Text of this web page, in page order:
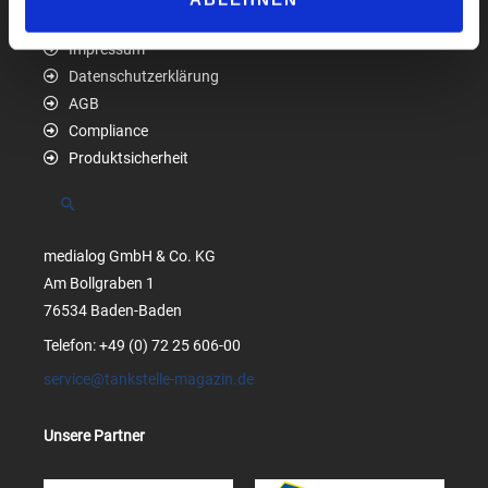
Impressum
Datenschutzerklärung
AGB
Compliance
Produktsicherheit
Suchen
medialog GmbH & Co. KG
Am Bollgraben 1
76534 Baden-Baden
Telefon: +49 (0) 72 25 606-00
service@tankstelle-magazin.de
Unsere Partner